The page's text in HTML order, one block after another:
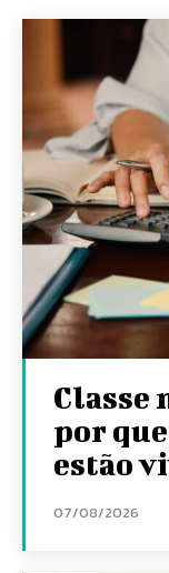
Classe
por
estão
07/08/2026